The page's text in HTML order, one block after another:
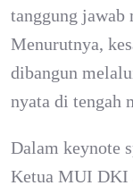
tanggung jawab
Menurutnya,
dibangun
nyata di tengah
Dalam keynote
Ketua MUI DKI